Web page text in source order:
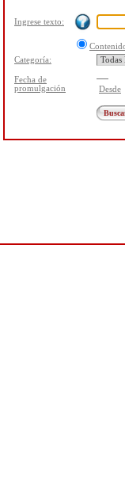
Ingrese texto:
Categoría:
Fecha de
promulgación
Desde